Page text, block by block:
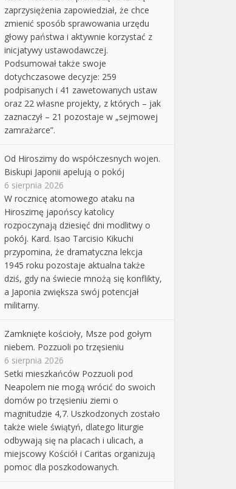
zaprzysiężenia zapowiedział, że chce
zmienić sposób sprawowania urzędu
głowy państwa i aktywnie korzystać z
inicjatywy ustawodawczej.
Podsumował także swoje
dotychczasowe decyzje: 259
podpisanych i 41 zawetowanych ustaw
oraz 22 własne projekty, z których – jak
zaznaczył – 21 pozostaje w „sejmowej
zamrażarce”.
Od Hiroszimy do współczesnych wojen.
Biskupi Japonii apelują o pokój
6 sierpnia 2026
W rocznicę atomowego ataku na
Hiroszimę japońscy katolicy
rozpoczynają dziesięć dni modlitwy o
pokój. Kard. Isao Tarcisio Kikuchi
przypomina, że dramatyczna lekcja
1945 roku pozostaje aktualna także
dziś, gdy na świecie mnożą się konflikty,
a Japonia zwiększa swój potencjał
militarny.
Zamknięte kościoły, Msze pod gołym
niebem. Pozzuoli po trzęsieniu
6 sierpnia 2026
Setki mieszkańców Pozzuoli pod
Neapolem nie mogą wrócić do swoich
domów po trzęsieniu ziemi o
magnitudzie 4,7. Uszkodzonych zostało
także wiele świątyń, dlatego liturgie
odbywają się na placach i ulicach, a
miejscowy Kościół i Caritas organizują
pomoc dla poszkodowanych.